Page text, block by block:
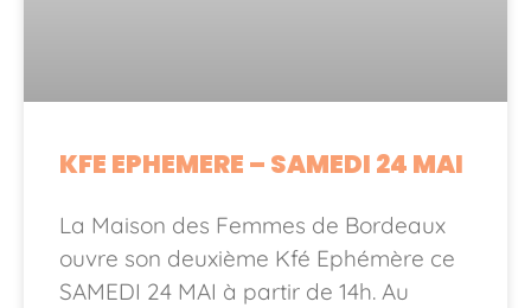
KFE EPHEMERE – SAMEDI 24 MAI
La Maison des Femmes de Bordeaux
ouvre son deuxième Kfé Ephémère ce
SAMEDI 24 MAI à partir de 14h. Au